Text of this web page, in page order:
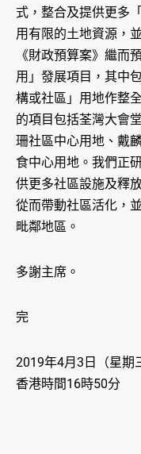
式，整合及提供更多
用有限的土地資源，
《財政預算案》繼而
用」發展項目，其中
構或社區」用地作整
的項目包括荃灣大會
珊社區中心用地、戴
食中心用地。我們正
供更多社區設施及釋
從而帶動社區活化，
毗鄰地區。
多謝主席。
完
2019年4月3日（星期
香港時間16時50分